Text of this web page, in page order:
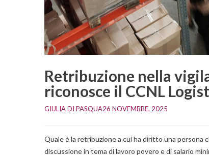
Retribuzione nella
riconosce il CCNL
GIULIA DI PASQUA26 NOVEMBRE, 2025
Quale è la retribuzione a cui ha diritto una persona
discussione in tema di lavoro povero e di salario